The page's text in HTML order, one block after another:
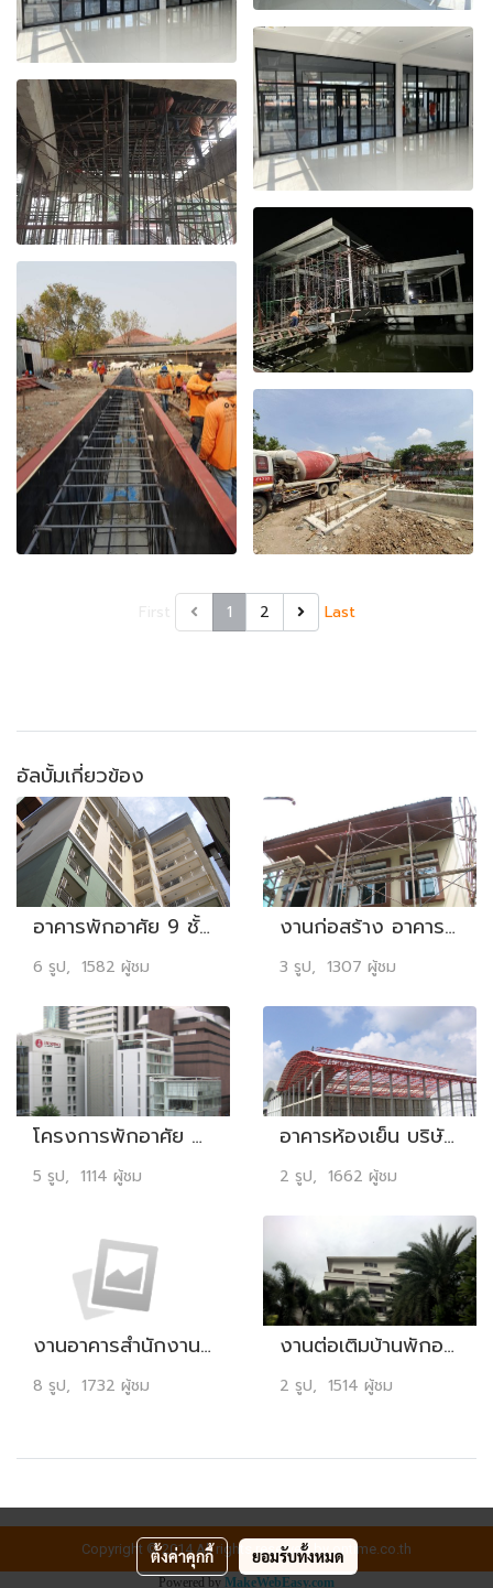
1 2 Last
อัลบั้มเกี่ยวข้อง
อาคารพักอาศัย 9 ชั้น บริษัท บริษัท พี.เอ.เค พัฒนา จำกัด ซอยสวนพลู 6 มูลค่างาน 45 ล้านบาท
6 รูป, 1582 ผู้ชม
งานก่อสร้าง อาคารสำนักงาน 2 ชั้น ดร.นิลวรรณ เพชรบุณณิน มูลค่างาน 1.8 ล้านบาท
3 รูป, 1307 ผู้ชม
โครงการพักอาศัย 9 ชั้น บริษัท พี.เอ.เค ดีไซด์ จำกัด ซอยนราธิวาส 3 มูลค่างาน 30 ล้านบาท
5 รูป, 1114 ผู้ชม
อาคารห้องเย็น บริษัท องค์กรณ์ห้องเย็น จำกัด มูลค่างาน 14 ล้านบาท
2 รูป, 1662 ผู้ชม
งานอาคารสำนักงานและคลังพัสดุทดแทนอาคารเดิม กฟผ.
8 รูป, 1732 ผู้ชม
งานต่อเติมบ้านพักอาศัย คุณมะลิ กัลยาณมิตร มูลค่างาน 1.3 ล้านบาท
2 รูป, 1514 ผู้ชม
Copyright © 2014 All rights reserved by ontime.co.th
Powered by MakeWebEasy.com
ตั้งค่าคุกกี้ ยอมรับทั้งหมด